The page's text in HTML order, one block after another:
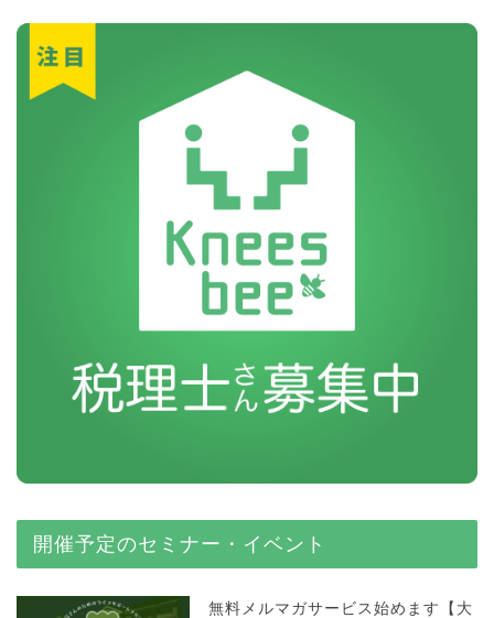
開催予定のセミナー・イベント
無料メルマガサービス始めます【大